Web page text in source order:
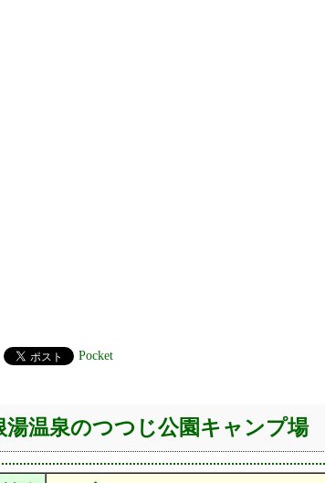
Pocket
湯温泉のつつじ公園キャンプ場